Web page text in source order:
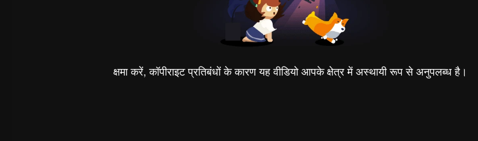
क्षमा करें, कॉपीराइट प्रतिबंधों के कारण यह वीडियो आपके क्षेत्र में अस्थायी रूप से अनुपलब्ध है।